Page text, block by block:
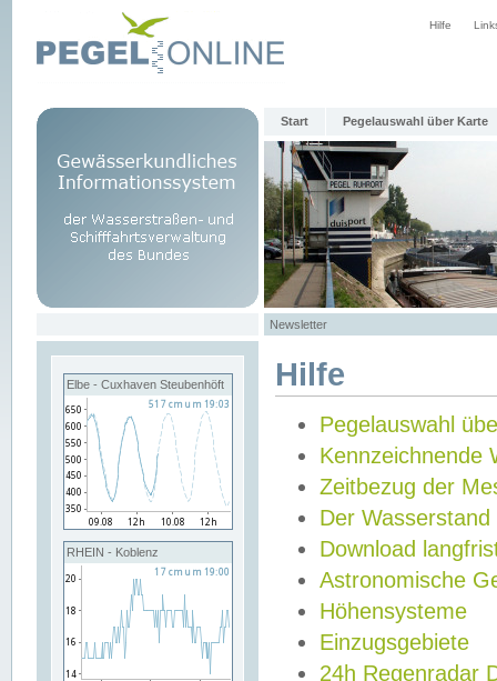
Hilfe
Start Pegelauswahl über Karte
Newsletter
Elbe - Cuxhaven Steubenhöft
RHEIN - Koblenz
Hilfe
Pegelauswahl
Kennzeichnende
Zeitbezug der
Der Wasserstand
Download
Astronomische
Höhensysteme
Einzugsgebiete
24h Regenradar